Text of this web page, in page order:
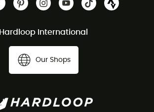
Hardloop International
Our Shops